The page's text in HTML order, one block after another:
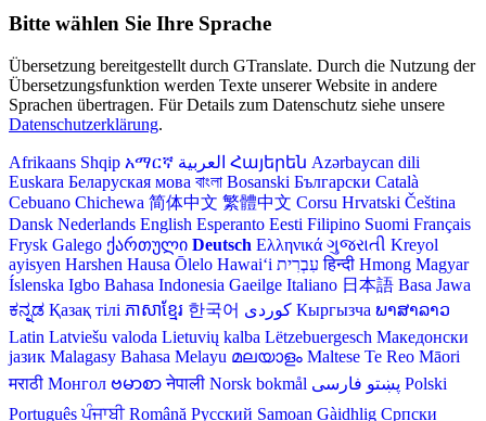
Bitte wählen Sie Ihre Sprache
Übersetzung bereitgestellt durch GTranslate. Durch die Nutzung der
Übersetzungsfunktion werden Texte unserer Website in andere
Sprachen übertragen. Für Details zum Datenschutz siehe unsere
Datenschutzerklärung.
Afrikaans Shqip አማርኛ العربية Հայերեն Azərbaycan dili
Euskara Беларуская мова বাংলা Bosanski Български Català
Cebuano Chichewa 简体中文 繁體中文 Corsu Hrvatski Čeština‎
Dansk Nederlands English Esperanto Eesti Filipino Suomi Français
Frysk Galego ქართული Deutsch Ελληνικά ગુજરાતી Kreyol
ayisyen Harshen Hausa Ōlelo Hawaiʻi עִבְרִית हिन्दी Hmong Magyar
Íslenska Igbo Bahasa Indonesia Gaeilge Italiano 日本語 Basa Jawa
ಕನ್ನಡ Қазақ тілі ភាសាខ្មែរ 한국어 Кыргызча ພາສາລາວ
Latin Latviešu valoda Lietuvių kalba Lëtzebuergesch Македонски
јазик Malagasy Bahasa Melayu മലയാളം Maltese Te Reo Māori
मराठी Монгол ဗမာစာ नेपाली Norsk bokmål پښتو فارسی
Polski
Português ਪੰਜਾਬੀ Română Русский Samoan Gàidhlig Српски